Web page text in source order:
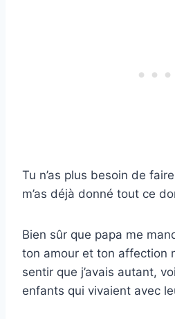
Tu n’as plus besoin de
m’as déjà donné tout ce
Bien sûr que papa me
ton amour et ton affection
sentir que j’avais autant,
enfants qui vivaient avec